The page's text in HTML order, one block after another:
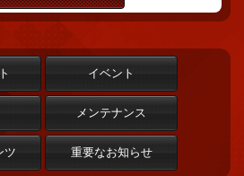
イベント
メンテナンス
ツ 重要なお知らせ